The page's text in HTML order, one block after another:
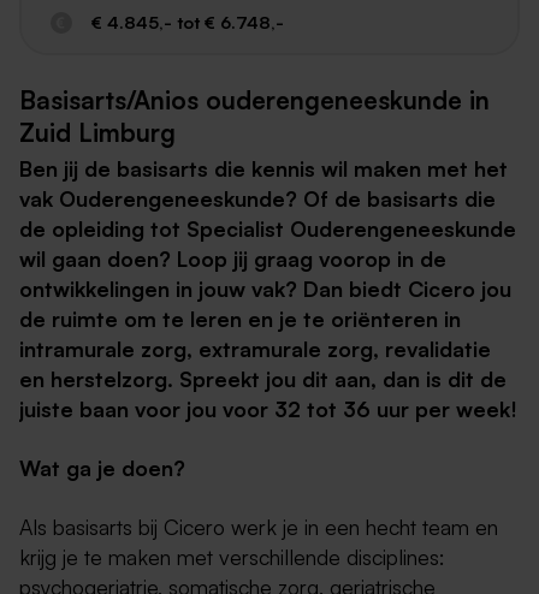
€ 4.845,- tot € 6.748,-
Basisarts/Anios ouderengeneeskunde in
Zuid Limburg
Ben jij de basisarts die kennis wil maken met het
vak Ouderengeneeskunde? Of de basisarts die
de opleiding tot Specialist Ouderengeneeskunde
wil gaan doen? Loop jij graag voorop in de
ontwikkelingen in jouw vak? Dan biedt Cicero jou
de ruimte om te leren en je te oriënteren in
intramurale zorg, extramurale zorg, revalidatie
en herstelzorg. Spreekt jou dit aan, dan is dit de
juiste baan voor jou voor 32 tot 36 uur per week!
Wat ga je doen?
Als basisarts bij Cicero werk je in een hecht team en
krijg je te maken met verschillende disciplines:
psychogeriatrie, somatische zorg, geriatrische